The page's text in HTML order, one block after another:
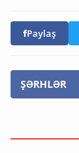
Paylaş
ŞƏRHLƏR